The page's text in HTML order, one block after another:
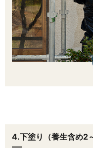
4.下塗り（養生含め2